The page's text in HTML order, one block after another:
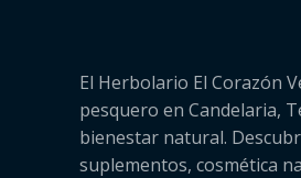
El Herbolario El Corazón
pesquero en Candelaria,
bienestar natural.
suplementos, cosmética